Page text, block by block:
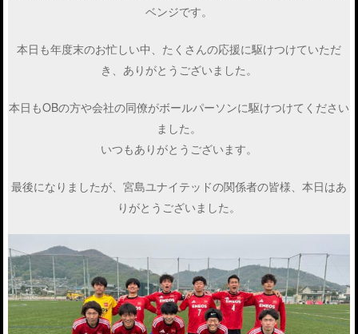
ベンジです。
本日も年度末のお忙しい中、たくさんの応援に駆けつけていただ
き、ありがとうございました。
本日もOBの方や会社の同僚がボールパーソンに駆けつけてください
ました。
いつもありがとうございます。
最後になりましたが、宮島ユナイテッドの関係者の皆様、本日はあ
りがとうございました。